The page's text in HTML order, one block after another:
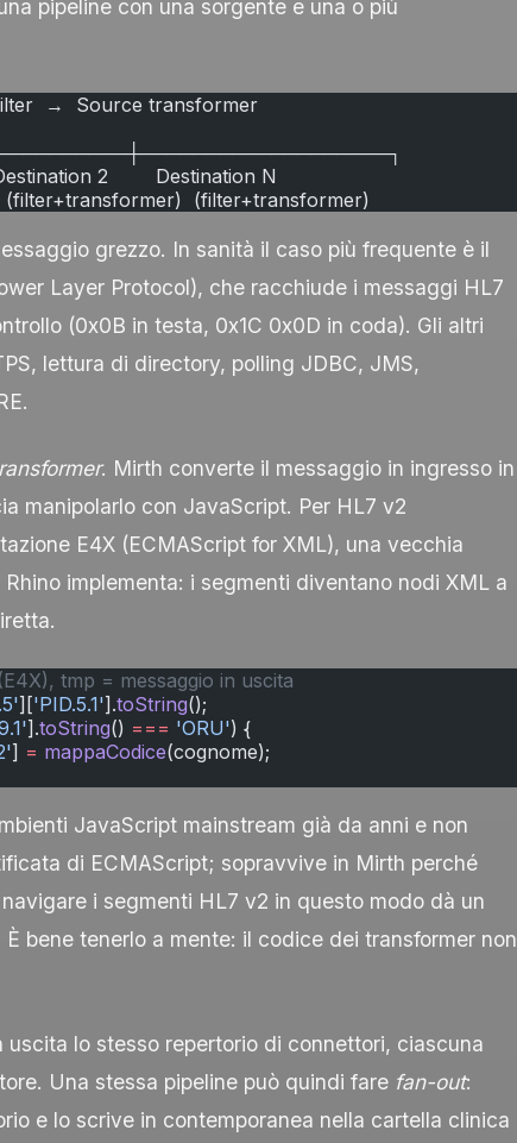
pipeline con una sorgente e una o più
→  Source transformer
Destination 2        Destination N
(filter+transformer)  (filter+transformer)
grezzo. In sanità il caso più frequente è il
Layer Protocol), che racchiude i messaggi HL7
(0x0B in testa, 0x1C 0x0D in coda). Gli altri
lettura di directory, polling JDBC, JMS,
. Mirth converte il messaggio in ingresso in
manipolarlo con JavaScript. Per HL7 v2
E4X (ECMAScript for XML), una vecchia
implementa: i segmenti diventano nodi XML a
tmp = messaggio in uscita
]['PID.5.1'].toString();
].toString() === 'ORU') {
] = mappaCodice(cognome);
JavaScript mainstream già da anni e non
di ECMAScript; sopravvive in Mirth perché
i segmenti HL7 v2 in questo modo dà un
bene tenerlo a mente: il codice dei transformer non
lo stesso repertorio di connettori, ciascuna
Una stessa pipeline può quindi fare fan-out:
e lo scrive in contemporanea nella cartella clinica